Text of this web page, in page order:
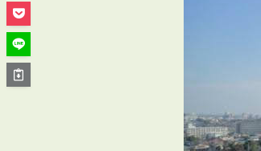
アパートの監視カメラ設置について